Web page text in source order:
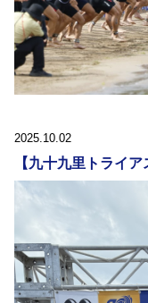
2025.10.02
【九十九里トライ